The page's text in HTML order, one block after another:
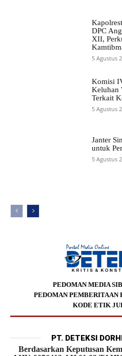
DPC
XII,
5 Agustus
Komisi
Keluhan
Terkait
5 Agustus
Janter
untuk
5 Agustus
PEDOMAN MEDIA
PEDOMAN PEMBERITAAN
KODE ETIK
PT. DETEKSI
Berdasarkan Keputusan